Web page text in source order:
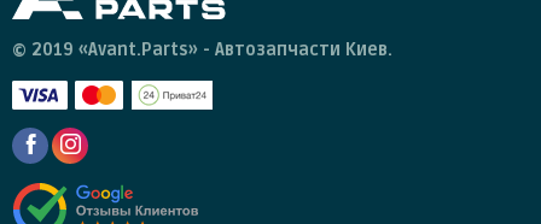
© 2019 «Avant.Parts» - Автозапчасти Киев.